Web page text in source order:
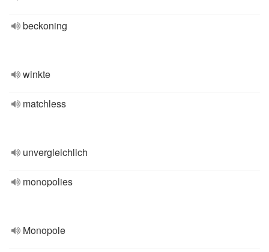
beckoning
winkte
matchless
unvergleichlich
monopolies
Monopole